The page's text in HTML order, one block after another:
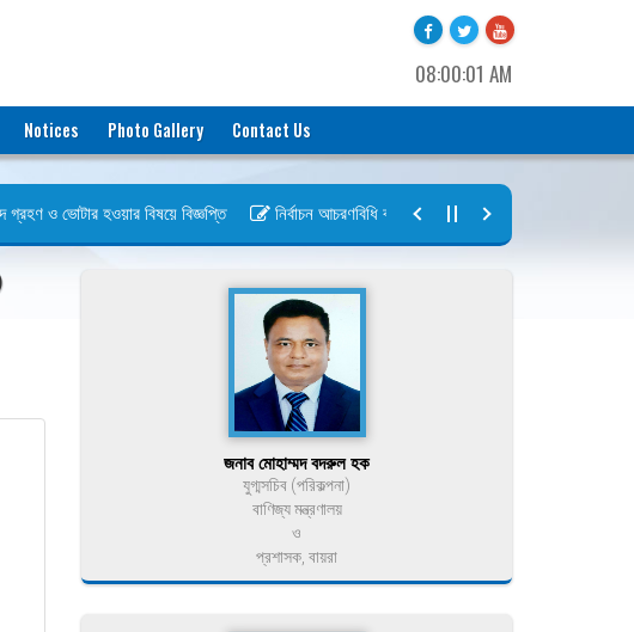
08:00:01 AM
Notices Photo Gallery Contact Us
ও ভোটার হওয়ার বিষয়ে বিজ্ঞপ্তি নির্বাচন আচরণবিধি বায়রা ২০২৬-২০২৮
জনাব মোহাম্মদ বদরুল হক
যুগ্মসচিব (পরিকল্পনা)
বাণিজ্য মন্ত্রণালয়
ও
প্রশাসক, বায়রা